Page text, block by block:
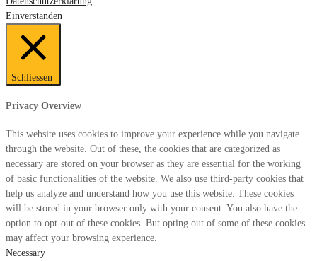
Einverstanden
Schliessen
Privacy Overview
This website uses cookies to improve your experience while you navigate
through the website. Out of these, the cookies that are categorized as
necessary are stored on your browser as they are essential for the working
of basic functionalities of the website. We also use third-party cookies that
help us analyze and understand how you use this website. These cookies
will be stored in your browser only with your consent. You also have the
option to opt-out of these cookies. But opting out of some of these cookies
may affect your browsing experience.
Necessary